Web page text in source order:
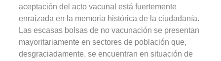
aceptación del acto vacunal está fuertemente
enraizada en la memoria histórica de la ciudadanía.
Las escasas bolsas de no vacunación se presentan
mayoritariamente en sectores de población que,
desgraciadamente, se encuentran en situación de